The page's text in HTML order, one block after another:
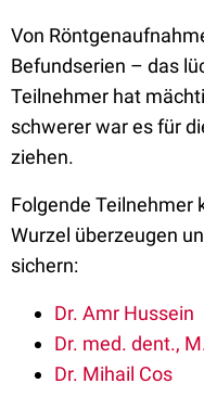
Von
Befundserien – das
Teilnehmer hat
schwerer war es für
ziehen.
Folgende Teilnehmer
Wurzel überzeugen
sichern:
Dr. Amr Hussein
Dr. med. dent.,
Dr. Mihail Cos